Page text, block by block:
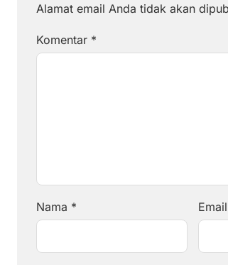
Alamat email Anda tidak akan
Komentar *
Nama * Email